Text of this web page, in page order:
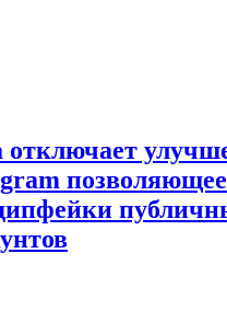
отключает
позволяющее